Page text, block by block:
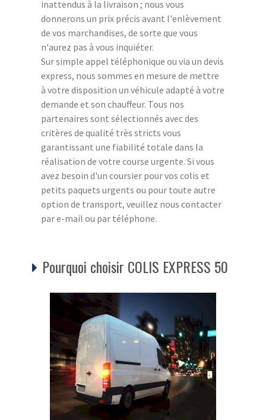
inattendus à la livraison ; nous vous
donnerons un prix précis avant l'enlèvement
de vos marchandises, de sorte que vous
n'aurez pas à vous inquiéter.
Sur simple appel téléphonique ou via un devis
express, nous sommes en mesure de mettre
à votre disposition un véhicule adapté à votre
demande et son chauffeur. Tous nos
partenaires sont sélectionnés avec des
critères de qualité très stricts vous
garantissant une fiabilité totale dans la
réalisation de votre course urgente. Si vous
avez besoin d'un coursier pour vos colis et
petits paquets urgents ou pour toute autre
option de transport, veuillez nous contacter
par e-mail ou par téléphone.
Pourquoi choisir COLIS EXPRESS 50